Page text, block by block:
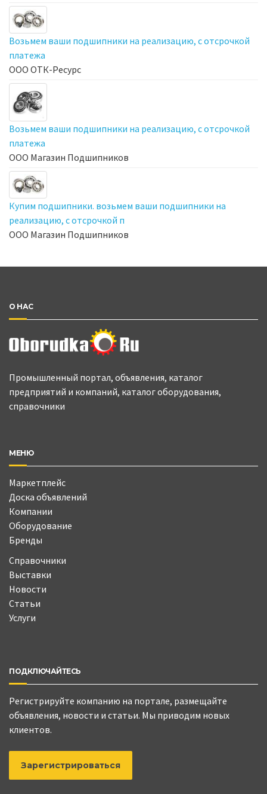
Возьмем ваши подшипники на реализацию, с отсрочкой
платежа
ООО ОТК-Ресурс
Возьмем ваши подшипники на реализацию, с отсрочкой
платежа
ООО Магазин Подшипников
Купим подшипники. возьмем ваши подшипники на
реализацию, с отсрочкой п
ООО Магазин Подшипников
О НАС
Промышленный портал, объявления, каталог
предприятий и компаний, каталог оборудования,
справочники
МЕНЮ
Маркетплейс
Доска объявлений
Компании
Оборудование
Бренды
Справочники
Выставки
Новости
Статьи
Услуги
ПОДКЛЮЧАЙТЕСЬ
Регистрируйте компанию на портале, размещайте
объявления, новости и статьи. Мы приводим новых
клиентов.
Зарегистрироваться